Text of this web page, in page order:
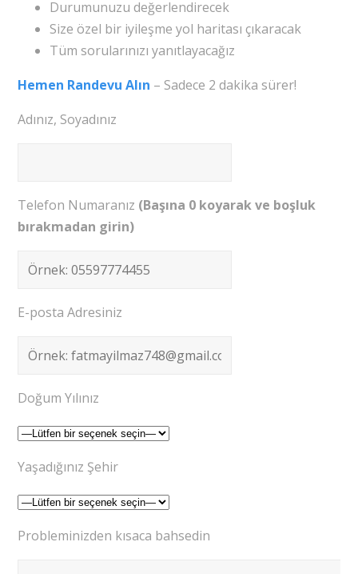
Durumunuzu değerlendirecek
Size özel bir iyileşme yol haritası çıkaracak
Tüm sorularınızı yanıtlayacağız
Hemen Randevu Alın – Sadece 2 dakika sürer!
Adınız, Soyadınız
Telefon Numaranız (Başına 0 koyarak ve boşluk
bırakmadan girin)
E-posta Adresiniz
Doğum Yılınız
Yaşadığınız Şehir
Probleminizden kısaca bahsedin